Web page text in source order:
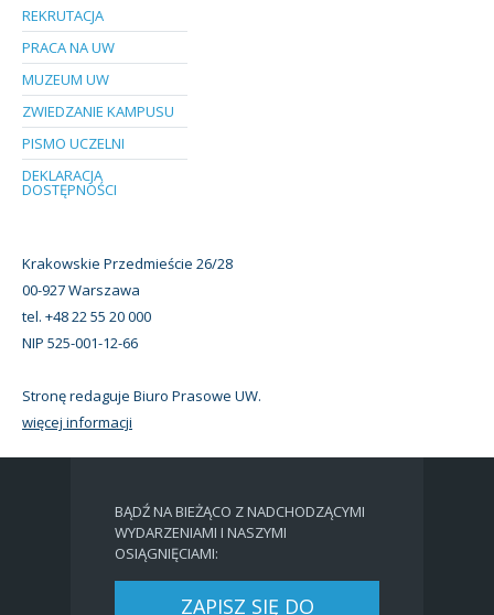
REKRUTACJA
PRACA NA UW
MUZEUM UW
ZWIEDZANIE KAMPUSU
PISMO UCZELNI
DEKLARACJA
DOSTĘPNOŚCI
Krakowskie Przedmieście 26/28
00-927 Warszawa
tel. +48 22 55 20 000
NIP 525-001-12-66
Stronę redaguje Biuro Prasowe UW.
więcej informacji
BĄDŹ NA BIEŻĄCO Z NADCHODZĄCYMI
WYDARZENIAMI I NASZYMI
OSIĄGNIĘCIAMI:
ZAPISZ SIĘ DO